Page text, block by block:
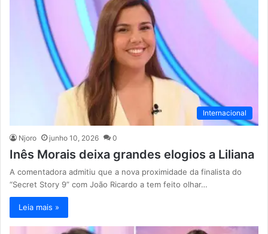
Internacional
Njoro junho 10, 2026 0
Inês Morais deixa grandes elogios a Liliana
A comentadora admitiu que a nova proximidade da finalista do
“Secret Story 9” com João Ricardo a tem feito olhar…
Leia mais »